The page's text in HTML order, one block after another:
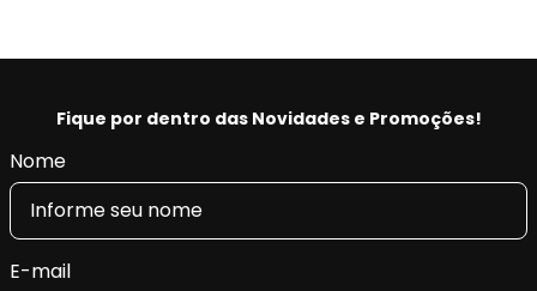
Fique por dentro das Novidades e Promoções!
Nome
E-mail